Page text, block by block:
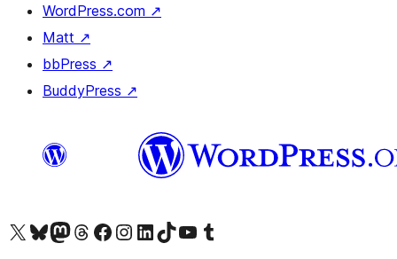
WordPress.com ↗
Matt ↗
bbPress ↗
BuddyPress ↗
Visita nuestra cuenta de X (anteriormente Twitter)
Visita nuestra cuenta de Bluesky
Visita nuestra cuenta de Mastodon
Visita nuestra cuenta de Threads
Visita nuestra página de Facebook
Visita nuestra cuenta de Instagram
Visita nuestra cuenta de LinkedIn
Visita nuestra cuenta de TikTok
Visita nuestro canal de YouTube
Visita nuestra cuenta de Tumblr